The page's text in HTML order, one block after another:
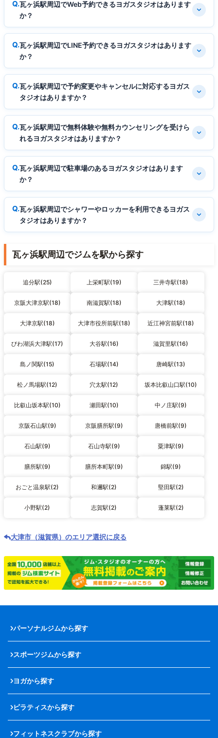
瓦ヶ浜駅周辺でWeb予約できるヨガスタジオはあります
か？
瓦ヶ浜駅周辺でLINE予約できるヨガスタジオはあります
か？
瓦ヶ浜駅周辺で予約変更やキャンセルに対応するヨガス
タジオはありますか？
瓦ヶ浜駅周辺で無料体験や無料カウンセリングを受けら
れるヨガスタジオはありますか？
瓦ヶ浜駅周辺で駐車場のあるヨガスタジオはあります
か？
瓦ヶ浜駅周辺でシャワーやロッカーを利用できるヨガス
タジオはありますか？
瓦ヶ浜駅周辺でジムを駅から探す
追分駅(25) 上栄町駅(19) 三井寺駅(18)
京阪大津京駅(18) 南滋賀駅(18) 大津駅(18)
大津京駅(18) 大津市役所前駅(18) 近江神宮前駅(18)
びわ湖浜大津駅(17) 大谷駅(16) 滋賀里駅(16)
島ノ関駅(15) 石場駅(14) 唐崎駅(13)
松ノ馬場駅(12) 穴太駅(12) 坂本比叡山口駅(10)
比叡山坂本駅(10) 瀬田駅(10) 中ノ庄駅(9)
京阪石山駅(9) 京阪膳所駅(9) 唐橋前駅(9)
石山駅(9) 石山寺駅(9) 粟津駅(9)
膳所駅(9) 膳所本町駅(9) 錦駅(9)
おごと温泉駅(2) 和邇駅(2) 堅田駅(2)
小野駅(2) 志賀駅(2) 蓬莱駅(2)
大津市（滋賀県）のエリア選択に戻る
パーソナルジムから探す
スポーツジムから探す
ヨガから探す
ピラティスから探す
フィットネスクラブから探す